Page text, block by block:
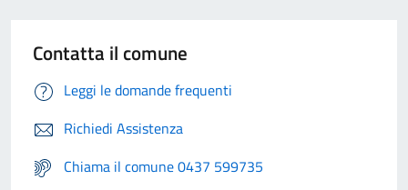
Contatta il comune
Leggi le domande frequenti
Richiedi Assistenza
Chiama il comune 0437 599735